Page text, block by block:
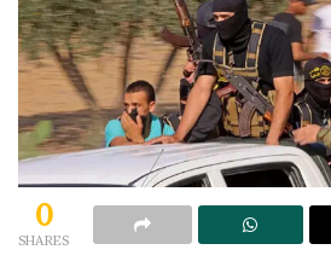
0
SHARES